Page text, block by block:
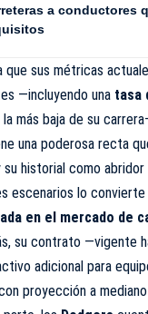
a conductores
que sus métricas
—incluyendo una tasa
la más baja de su
una poderosa recta
su historial como
escenarios lo convierte
en el mercado de
su contrato —vigente
adicional para
proyección a